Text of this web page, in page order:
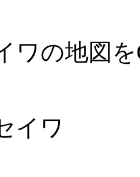
ワの地図
イワ